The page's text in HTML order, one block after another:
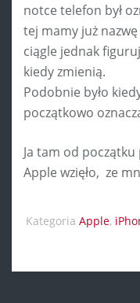
notce telefon był
tej mamy już
ciągle jednak
kiedy zmienią.
Podobnie było
początkowo
Ja tam od początku
Apple wzięło, ze
Kategoria Apple,